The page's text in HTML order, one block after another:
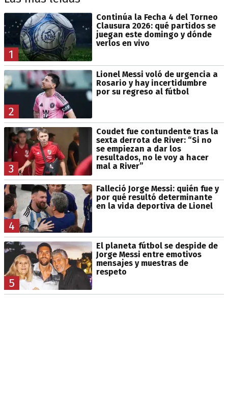
1
Continúa la Fecha 4 del Torneo
Clausura 2026: qué partidos se
juegan este domingo y dónde
verlos en vivo
2
Lionel Messi voló de urgencia a
Rosario y hay incertidumbre
por su regreso al fútbol
3
Coudet fue contundente tras la
sexta derrota de River: “Si no
se empiezan a dar los
resultados, no le voy a hacer
mal a River”
4
Falleció Jorge Messi: quién fue y
por qué resultó determinante
en la vida deportiva de Lionel
5
El planeta fútbol se despide de
Jorge Messi entre emotivos
mensajes y muestras de
respeto